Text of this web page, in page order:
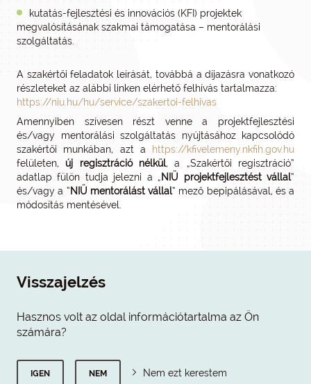
kutatás-fejlesztési és innovációs (KFI) projektek
megvalósításának szakmai támogatása – mentorálási
szolgáltatás.
A szakértői feladatok leírását, továbbá a díjazásra vonatkozó
részleteket az alábbi linken elérhető felhívás tartalmazza:
https://niu.hu/hu/service/szakertoi-felhivas
Amennyiben szívesen részt venne a projektfejlesztési
és/vagy mentorálási szolgáltatás nyújtásához kapcsolódó
szakértői munkában, azt a
https://kfivelemeny.nkfih.gov.hu
felületen, új regisztráció nélkül, a „Szakértői regisztráció”
adatlap fülön tudja jelezni a „NIÜ projektfejlesztést vállal”
és/vagy a ”NIÜ mentorálást vállal” mező bepipálásával, és a
módosítás mentésével.
Visszajelzés
Hasznos volt az oldal információtartalma az Ön
számára?
IGEN NEM Nem ezt kerestem